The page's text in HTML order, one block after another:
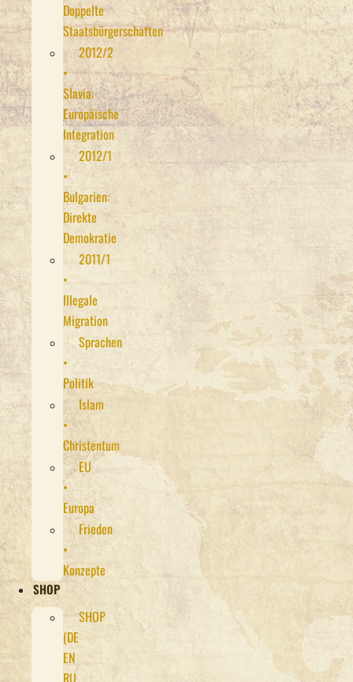
Doppelte
Staatsbürgerschaften
2012/2
•
Slavia:
Europäische
Integration
2012/1
•
Bulgarien:
Direkte
Demokratie
2011/1
•
Illegale
Migration
Sprachen
•
Politik
Islam
•
Christentum
EU
•
Europa
Frieden
•
Konzepte
SHOP
SHOP
(DE
EN
RU